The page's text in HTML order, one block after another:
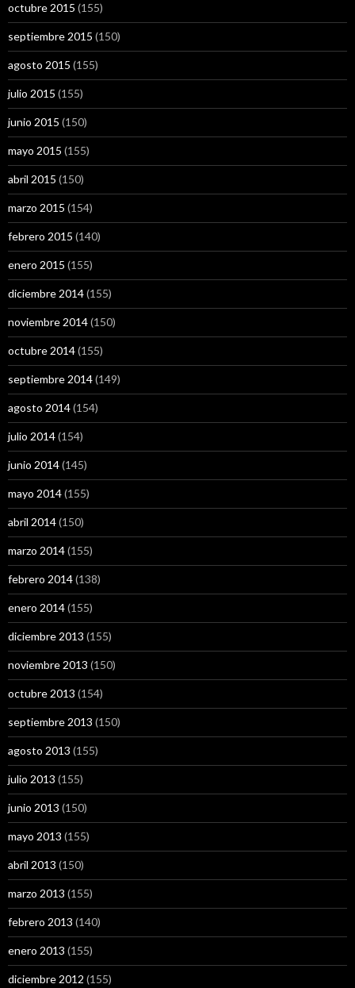
octubre 2015 (155)
septiembre 2015 (150)
agosto 2015 (155)
julio 2015 (155)
junio 2015 (150)
mayo 2015 (155)
abril 2015 (150)
marzo 2015 (154)
febrero 2015 (140)
enero 2015 (155)
diciembre 2014(155)
noviembre 2014(150)
octubre 2014(155)
septiembre 2014(149)
agosto 2014(154)
julio 2014(154)
junio 2014(145)
mayo 2014(155)
abril 2014(150)
marzo 2014(155)
febrero 2014(138)
enero 2014(155)
diciembre 2013 (155)
noviembre 2013 (150)
octubre 2013 (154)
septiembre 2013 (150)
agosto 2013 (155)
julio 2013 (155)
junio 2013 (150)
mayo 2013 (155)
abril 2013 (150)
marzo 2013 (155)
febrero 2013 (140)
enero 2013 (155)
diciembre 2012 (155)